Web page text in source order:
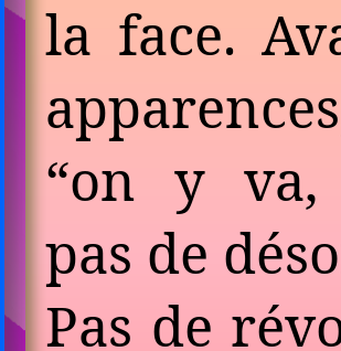
la face.
“on y va,
pas de
Pas de